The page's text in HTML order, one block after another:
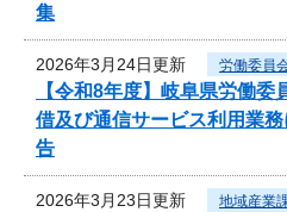
集
2026年3月24日更新 労働委員
【令和8年度】岐阜県労働
借及び通信サービス利用業
告
2026年3月23日更新 地域産業